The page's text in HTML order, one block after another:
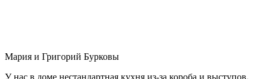
Мария и Григорий Бурковы
У нас в доме нестандартная кухня из-за короба и выступов,